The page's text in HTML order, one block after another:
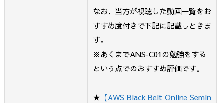
なお、当方が視聴した動画一覧をお
すすめ度付きで下記に記載しときま
す。
※あくまでANS-C01の勉強をする
という点でのおすすめ評価です。
★ 【AWS Black Belt Online Semin